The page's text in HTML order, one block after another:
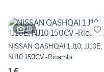
10
NISSAN QASHQAI 1 J10, JJ10E,
NJ10 150CV -Ricambi